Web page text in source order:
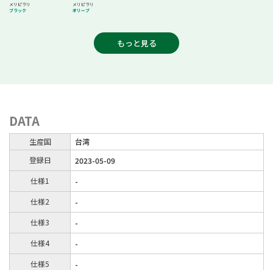
メリピラリ
ブラック
メリピラリ
オリーブ
もっと見る
DATA
生産国
台湾
登録日
2023-05-09
仕様1
-
仕様2
-
仕様3
-
仕様4
-
仕様5
-